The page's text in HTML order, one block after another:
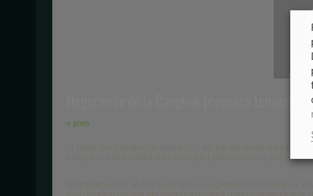
Negocierile de la Bangkok provoaca tensiuni
+ posts
O parte din membrii grupului G77 au parasit marti o
indreptau catre elaborarea unui pact pentru mediu, potrivit